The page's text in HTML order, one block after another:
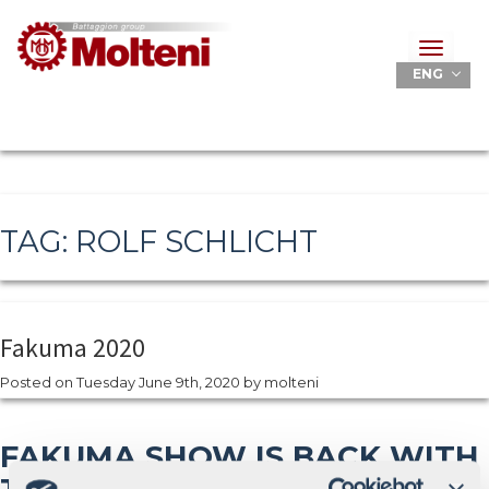
Toggle
ENG
TAG: ROLF SCHLICHT
Fakuma 2020
Posted onTuesday June 9th, 2020 by molteni
FAKUMA SHOW IS BACK WITH